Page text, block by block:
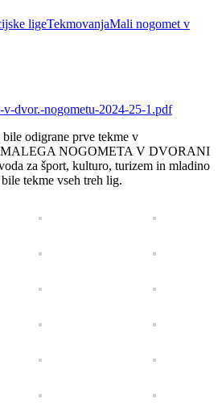
ligeTekmovanjaMali nogomet v
dvor.-nogometu-2024-25-1.pdf
odigrane prve tekme v
NOGOMETA V DVORANI
za šport, kulturo, turizem in mladino
tekme vseh treh lig.